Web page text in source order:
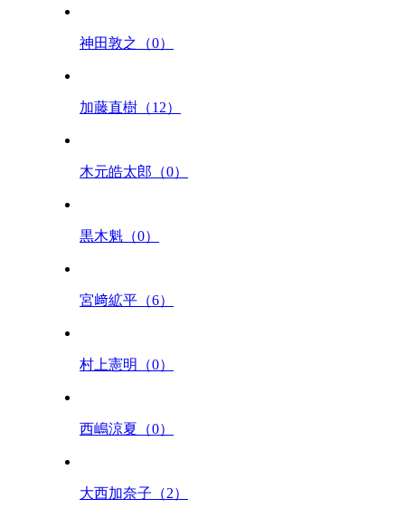
神田敦之（0）
加藤直樹（12）
木元皓太郎（0）
黒木魁（0）
宮﨑絋平（6）
村上憲明（0）
西嶋涼夏（0）
大西加奈子（2）